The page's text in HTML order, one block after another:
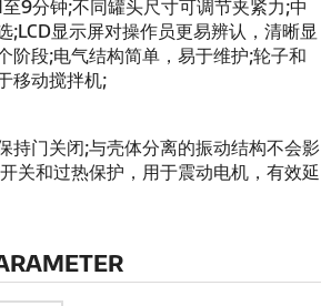
9分钟;不同罐头尺寸可调节夹紧力;中
;LCD显示屏对操作员更易辨认，清晰显
阶段;电气结构简单，易于维护;轮子和
移动搅拌机;
持门关闭;与壳体分离的振动结构不会影
关和过热保护，用于震动电机，有效延